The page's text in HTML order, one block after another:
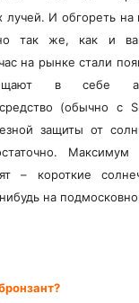
лучей. И обгореть
так же, как и
на рынке стали
в себе
(обычно с
защиты от
Максимум
– короткие
на